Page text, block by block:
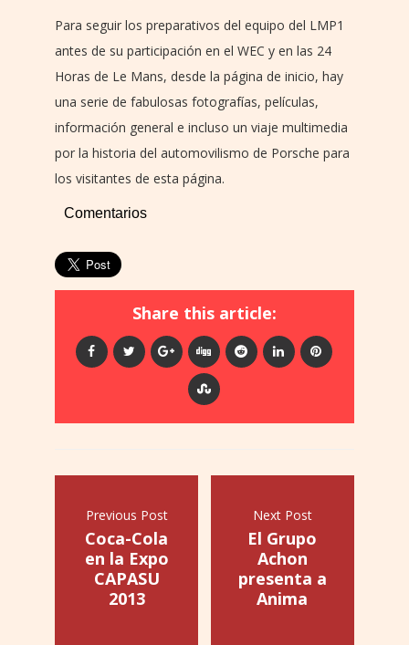
Para seguir los preparativos del equipo del LMP1
antes de su participación en el WEC y en las 24
Horas de Le Mans, desde la página de inicio, hay
una serie de fabulosas fotografías, películas,
información general e incluso un viaje multimedia
por la historia del automovilismo de Porsche para
los visitantes de esta página.
Comentarios
Share this article:
Previous Post
Coca-Cola
en la Expo
CAPASU
2013
Next Post
El Grupo
Achon
presenta a
Anima